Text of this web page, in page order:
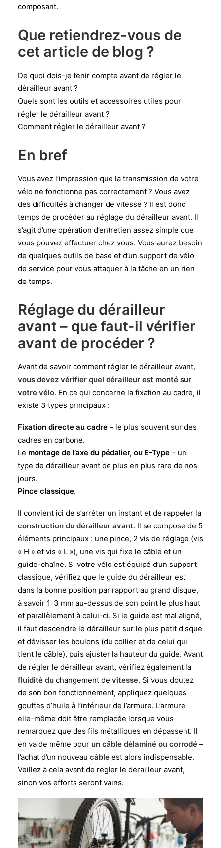
composant.
Que retiendrez-vous de
cet article de blog ?
De quoi dois-je tenir compte avant de régler le
dérailleur avant ?
Quels sont les outils et accessoires utiles pour
régler le dérailleur avant ?
Comment régler le dérailleur avant ?
En bref
Vous avez l’impression que la transmission de votre
vélo ne fonctionne pas correctement ? Vous avez
des difficultés à changer de vitesse ? Il est donc
temps de procéder au réglage du dérailleur avant. Il
s’agit d’une opération d’entretien assez simple que
vous pouvez effectuer chez vous. Vous aurez besoin
de quelques outils de base et d’un support de vélo
de service pour vous attaquer à la tâche en un rien
de temps.
Réglage du dérailleur
avant – que faut-il vérifier
avant de procéder ?
Avant de savoir comment régler le dérailleur avant,
vous devez vérifier quel dérailleur est monté sur
votre vélo. En ce qui concerne la fixation au cadre, il
existe 3 types principaux :
Fixation directe au cadre – le plus souvent sur des
cadres en carbone.
Le montage de l’axe du pédalier, ou E-Type – un
type de dérailleur avant de plus en plus rare de nos
jours.
Pince classique.
Il convient ici de s’arrêter un instant et de rappeler la
construction du dérailleur avant. Il se compose de 5
éléments principaux : une pince, 2 vis de réglage (vis
« H » et vis « L »), une vis qui fixe le câble et un
guide-chaîne. Si votre vélo est équipé d’un support
classique, vérifiez que le guide du dérailleur est
dans la bonne position par rapport au grand disque,
à savoir 1-3 mm au-dessus de son point le plus haut
et parallèlement à celui-ci. Si le guide est mal aligné,
il faut descendre le dérailleur sur le plus petit disque
et dévisser les boulons (du collier et de celui qui
tient le câble), puis ajuster la hauteur du guide. Avant
de régler le dérailleur avant, vérifiez également la
fluidité du changement de vitesse. Si vous doutez
de son bon fonctionnement, appliquez quelques
gouttes d’huile à l’intérieur de l’armure. L’armure
elle-même doit être remplacée lorsque vous
remarquez que des fils métalliques en dépassent. Il
en va de même pour un câble délaminé ou corrodé –
l’achat d’un nouveau câble est alors indispensable.
Veillez à cela avant de régler le dérailleur avant,
sinon vos efforts seront vains.